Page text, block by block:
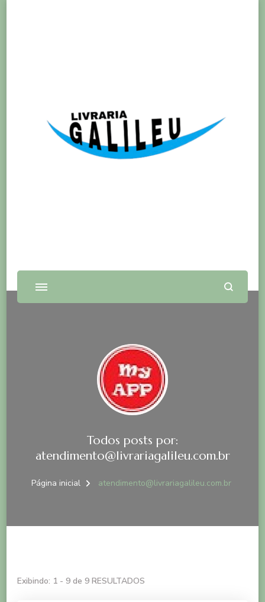
Todos posts por:
atendimento@livrariagalileu.com.br
Página inicial atendimento@livrariagalileu.com.br
Exibindo: 1 - 9 de 9 RESULTADOS